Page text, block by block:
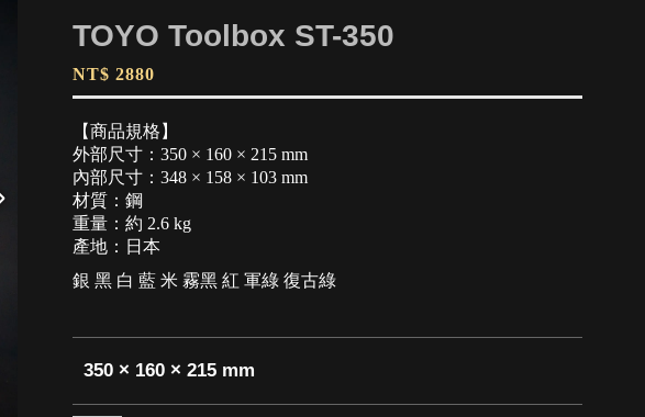
TOYO Toolbox ST-350
NT$ 2880
【商品規格】
外部尺寸：350 × 160 × 215 mm
內部尺寸：348 × 158 × 103 mm
材質：鋼
重量：約 2.6 kg
產地：日本
銀 黑 白 藍 米 霧黑 紅 軍綠 復古綠
350 × 160 × 215 mm